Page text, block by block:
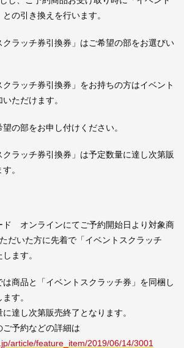
の引き換えを行います。
ラッチ券引換券」はご希望の部をお選びい
ラッチ券引換券」をお持ちの方はイベント
ただけます。
の部をお申し付けください。
ラッチ券引換券」は予定数量に達し次第販
。
オンラインにてご予約開始日より対象商
だいた方に先着で「イベントスクラッチ
ます。
商品と「イベントスクラッチ券」を同梱し
す。
達し次第販売終了となります。
予約などの詳細は
article/feature_item/2019/06/14/3001